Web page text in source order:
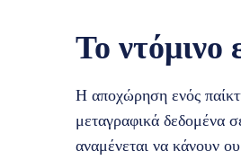
Το ντόμινο
Η αποχώρηση ενός
μεταγραφικά δεδομένα
αναμένεται να κάνουν